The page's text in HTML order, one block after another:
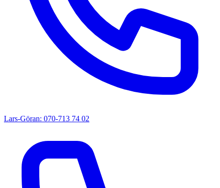
Lars-Göran: 070-713 74 02